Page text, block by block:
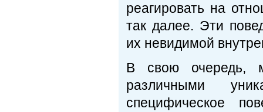
реагировать на
так далее. Эти
их невидимой
В свою очередь,
различными
специфическое